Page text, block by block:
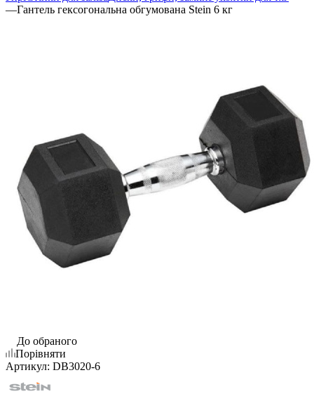
—Гантель гексогональна обгумована Stein 6 кг
До обраного
Порівняти
Артикул: DB3020-6